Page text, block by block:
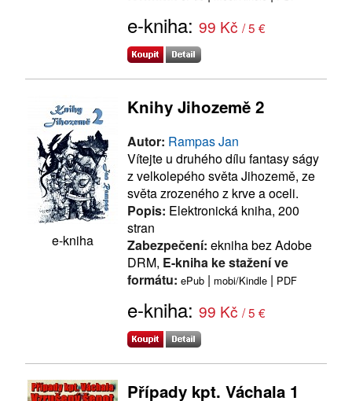
e-kniha: 99 Kč / 5 €
e-kniha
Knihy Jihozemě 2
Autor: Rampas Jan
Vítejte u druhého dílu fantasy ságy
z velkolepého světa Jihozemě, ze
světa zrozeného z krve a oceli.
Popis: Elektronická kniha, 200
stran
Zabezpečení: ekniha bez Adobe
DRM, E-kniha ke stažení ve
formátu: ePub | mobi/Kindle | PDF
e-kniha: 99 Kč / 5 €
Případy kpt. Váchala 1